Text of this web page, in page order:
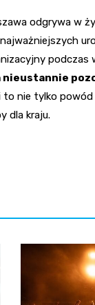
odgrywa w
podczas
nieustannie
nie tylko
dla kraju.